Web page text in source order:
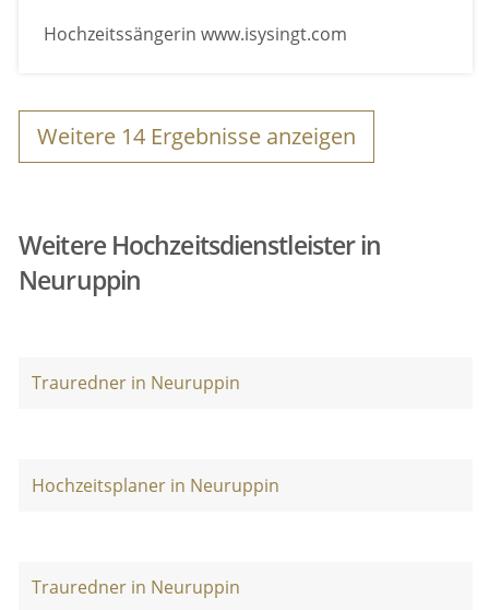
Hochzeitssängerin www.isysingt.com
Weitere 14 Ergebnisse anzeigen
Weitere Hochzeitsdienstleister in
Neuruppin
Trauredner in Neuruppin
Hochzeitsplaner in Neuruppin
Trauredner in Neuruppin